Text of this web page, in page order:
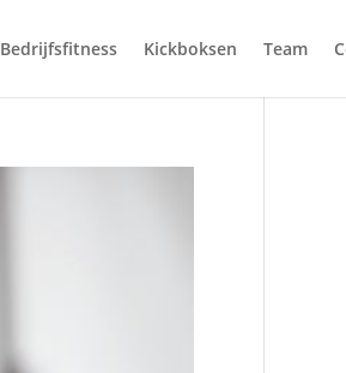
Bedrijfsfitness Kickboksen Team